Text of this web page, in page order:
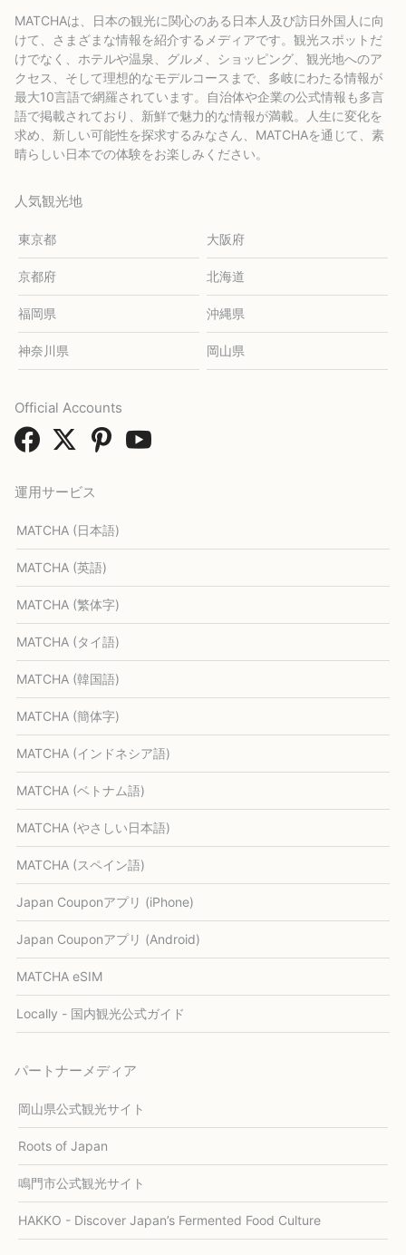
MATCHAは、日本の観光に関心のある日本人及び訪日外国人に向
けて、さまざまな情報を紹介するメディアです。観光スポットだ
けでなく、ホテルや温泉、グルメ、ショッピング、観光地へのア
クセス、そして理想的なモデルコースまで、多岐にわたる情報が
最大10言語で網羅されています。自治体や企業の公式情報も多言
語で掲載されており、新鮮で魅力的な情報が満載。人生に変化を
求め、新しい可能性を探求するみなさん、MATCHAを通じて、素
晴らしい日本での体験をお楽しみください。
人気観光地
東京都 大阪府
京都府 北海道
福岡県 沖縄県
神奈川県 岡山県
運用サービス
MATCHA (日本語)
MATCHA (英語)
MATCHA (繁体字)
MATCHA (タイ語)
MATCHA (韓国語)
MATCHA (簡体字)
MATCHA (インドネシア語)
MATCHA (ベトナム語)
MATCHA (やさしい日本語)
MATCHA (スペイン語)
Japan Couponアプリ (iPhone)
Japan Couponアプリ (Android)
MATCHA eSIM
Locally - 国内観光公式ガイド
パートナーメディア
岡山県公式観光サイト
Roots of Japan
鳴門市公式観光サイト
HAKKO - Discover Japan’s Fermented Food Culture
Official Accounts